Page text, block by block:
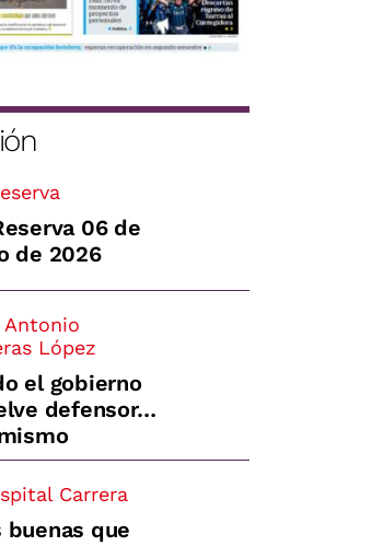
06 de
de 2026
Antonio
López
el gobierno
defensor…
Carrera
buenas que